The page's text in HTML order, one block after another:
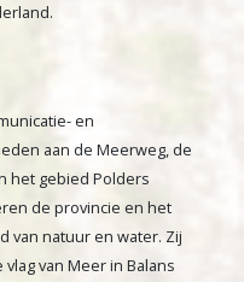
en
aan de Meerweg, de
het gebied Polders
de provincie en het
van natuur en water. Zij
van Meer in Balans